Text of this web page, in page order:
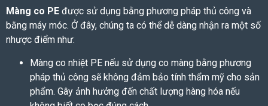
Màng co PE được sử dụng bằng phương pháp thủ công và
bằng máy móc. Ở đây, chúng ta có thể dễ dàng nhận ra một số
nhược điểm như:
Màng co nhiệt PE nếu sử dụng co màng bằng phương
pháp thủ công sẽ không đảm bảo tính thẩm mỹ cho sản
phẩm. Gây ảnh hưởng đến chất lượng hàng hóa nếu